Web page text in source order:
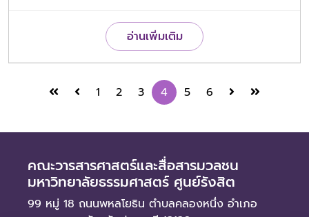
อ่านเพิ่มเติม
1 2 3 4 5 6
คณะวารสารศาสตร์และสื่อสารมวลชน
มหาวิทยาลัยธรรมศาสตร์ ศูนย์รังสิต
99 หมู่ 18 ถนนพหลโยธิน ตำบลคลองหนึ่ง อำเภอ